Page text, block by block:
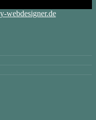
webdesigner.de